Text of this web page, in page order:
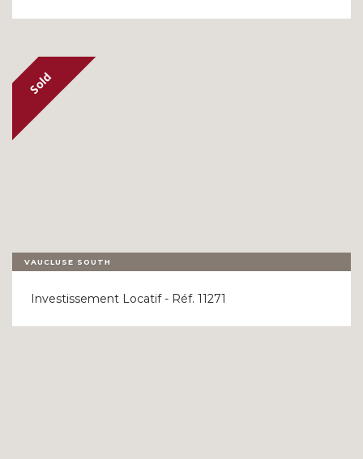
VAUCLUSE SOUTH
Investissement Locatif - Réf. 11271